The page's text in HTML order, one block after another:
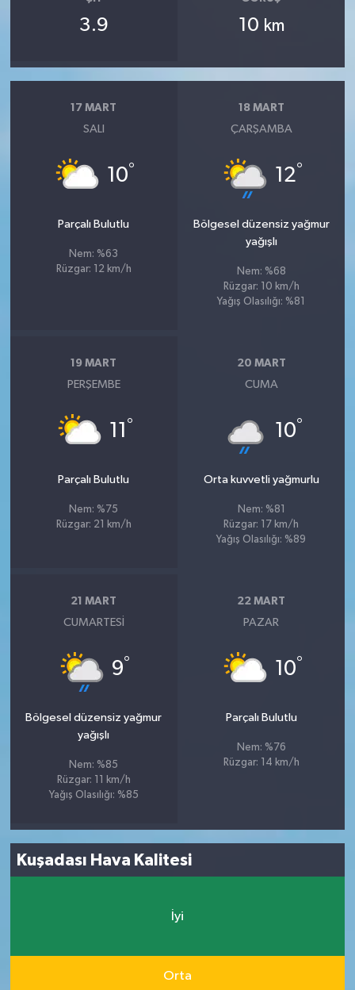
3.9 10 km
17 MART
SALI
10°
Parçalı Bulutlu
Nem: %63
Rüzgar: 12 km/h
18 MART
ÇARŞAMBA
12°
Bölgesel düzensiz yağmur
yağışlı
Nem: %68
Rüzgar: 10 km/h
Yağış Olasılığı: %81
19 MART
PERŞEMBE
11 °
Parçalı Bulutlu
Nem: %75
Rüzgar: 21 km/h
20 MART
CUMA
10°
Orta kuvvetli yağmurlu
Nem: %81
Rüzgar: 17 km/h
Yağış Olasılığı: %89
21 MART
CUMARTESI
9°
Bölgesel düzensiz yağmur
yağışlı
Nem: %85
Rüzgar: 11 km/h
Yağış Olasılığı: %85
22 MART
PAZAR
10°
Parçalı Bulutlu
Nem: %76
Rüzgar: 14 km/h
Kuşadası Hava Kalitesi
İyi
Orta